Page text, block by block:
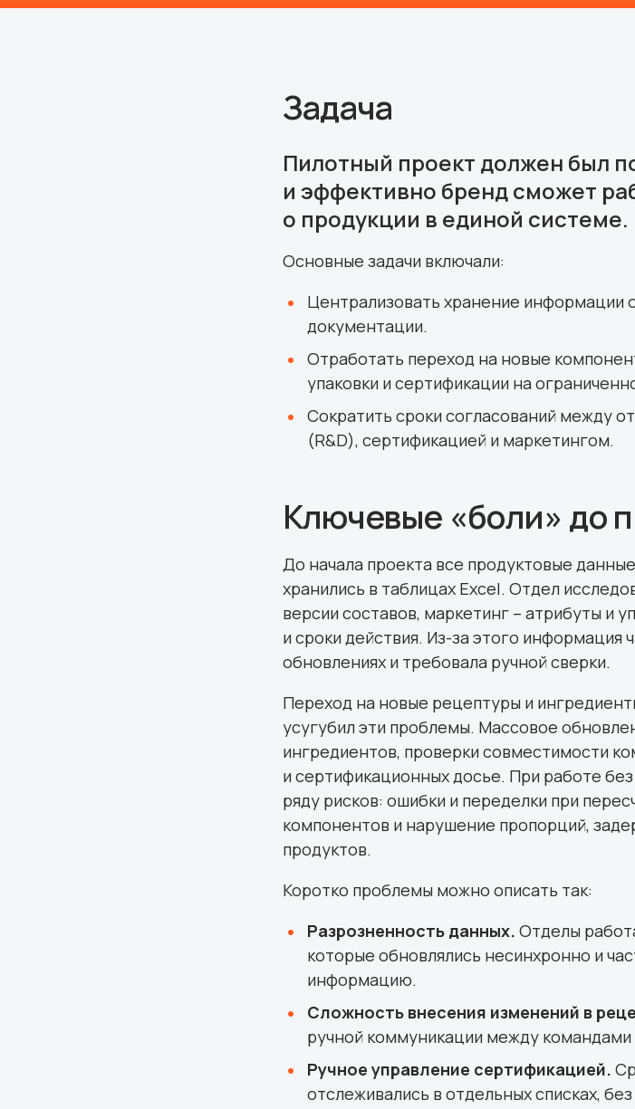
Задача
Пилотный проект должен был
и эффективно бренд сможет
о продукции в единой системе.
Основные задачи включали:
Централизовать хранение информации
документации.
Отработать переход на новые
упаковки и сертификации на
Cократить сроки согласований между
(R&D), сертификацией и маркетингом.
Ключевые «боли» до
До начала проекта все продуктовые
хранились в таблицах Excel. Отдел
версии составов, маркетинг – атрибуты и
и сроки действия. Из-за этого информация
обновлениях и требовала ручной сверки.
Переход на новые рецептуры и
усугубил эти проблемы. Массовое
ингредиентов, проверки совместимости
и сертификационных досье. При работе
ряду рисков: ошибки и переделки при
компонентов и нарушение пропорций,
продуктов.
Коротко проблемы можно описать так:
Разрозненность данных. Отделы
которые обновлялись несинхронно и
информацию.
Сложность внесения изменений в
ручной коммуникации между командами
Ручное управление сертификацией.
отслеживались в отдельных списках,